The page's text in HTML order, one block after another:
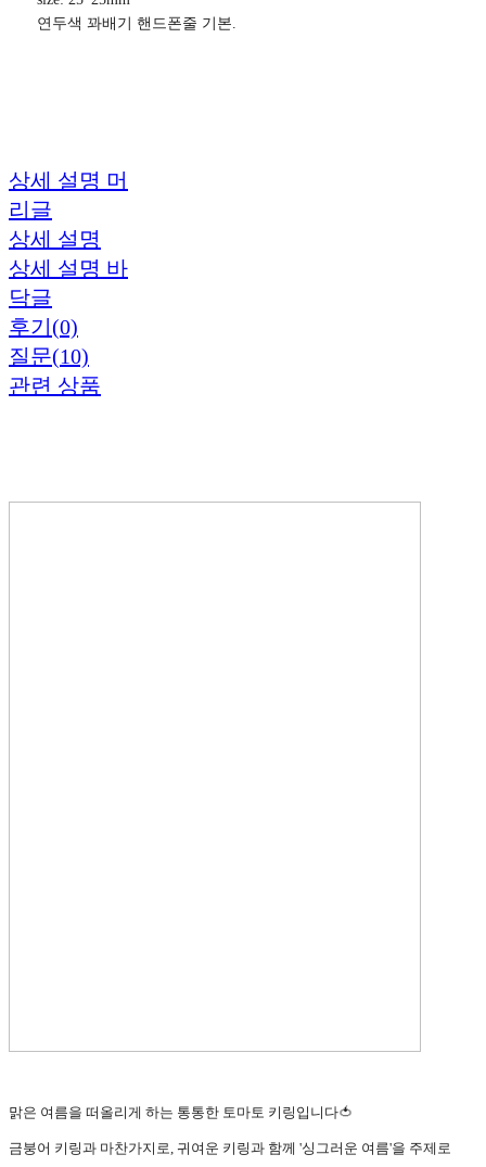
연두색 꽈배기 핸드폰줄 기본.
상세 설명 머
리글
상세 설명
상세 설명 바
닥글
후기(0)
질문(10)
관련 상품
맑은 여름을 떠올리게 하는 통통한 토마토 키링입니다🍅
금붕어 키링과 마찬가지로, 귀여운 키링과 함께 '싱그러운 여름'을 주제로